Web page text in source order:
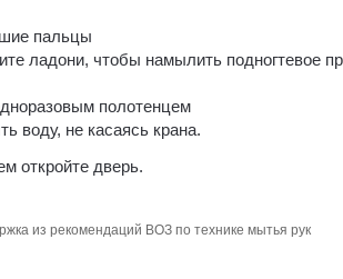
пальцы
ладони, чтобы намылить подногтевое
полотенцем
воду, не касаясь крана.
откройте дверь.
из рекомендаций ВОЗ по технике мытья рук